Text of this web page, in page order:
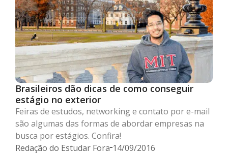
Brasileiros dão dicas de como conseguir
estágio no exterior
Feiras de estudos, networking e contato por e-mail
são algumas das formas de abordar empresas na
busca por estágios. Confira!
Redação do Estudar Fora 14/09/2016